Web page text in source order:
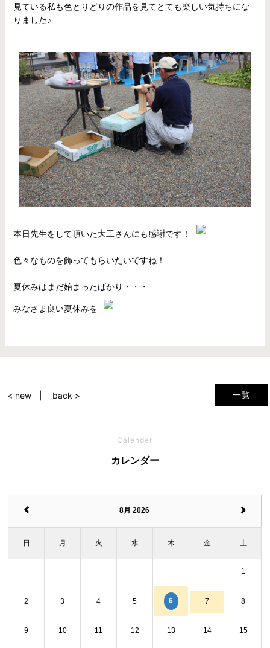
見ている私も色とりどりの作品を見てとても楽しい気持ちにな
りました♪
本日先生をして頂いた大工さんにも感謝です！
色々なものを飾ってもらいたいですね！
夏休みはまだ始まったばかり・・・
みなさま良い夏休みを
一覧
< new back >
Calender
カレンダー
8月 2026
日 月 火 水 木 金 土
1
2 3 4 5 6 7 8
9 10 11 12 13 14 15